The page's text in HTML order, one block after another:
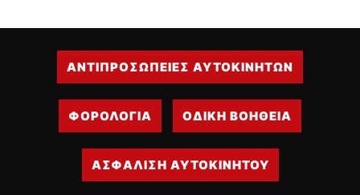
ΑΝΤΙΠΡΟΣΩΠΕΙΕΣ ΑΥΤΟΚΙΝΗΤΩΝ
ΦΟΡΟΛΟΓΙΑ ΟΔΙΚΗ ΒΟΗΘΕΙΑ
ΑΣΦΑΛΙΣΗ ΑΥΤΟΚΙΝΗΤΟΥ